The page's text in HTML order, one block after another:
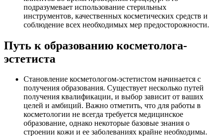
подразумевает использование стерильных
инструментов, качественных косметических средств и
соблюдение всех необходимых мер предосторожности.
Путь к образованию косметолога-
эстетиста
Становление косметологом-эстетистом начинается с
получения образования. Существует несколько путей
получения квалификации, и выбор зависит от ваших
целей и амбиций. Важно отметить, что для работы в
косметологии не всегда требуется медицинское
образование, однако некоторые базовые знания о
строении кожи и ее заболеваниях крайне необходимы.